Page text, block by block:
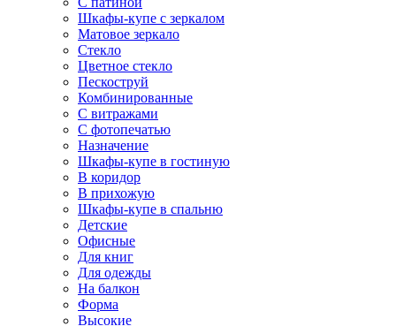
Шкафы-купе с зеркалом
Матовое зеркало
Стекло
Цветное стекло
Пескоструй
Комбинированные
С витражами
С фотопечатью
Назначение
Шкафы-купе в гостиную
В коридор
В прихожую
Шкафы-купе в спальню
Детские
Офисные
Для книг
Для одежды
На балкон
Форма
Высокие